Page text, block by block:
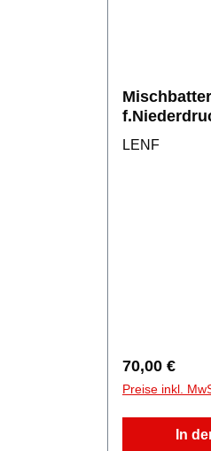
Hajdu
LENF
Regulärer
70,00 €
Preise inkl.
In